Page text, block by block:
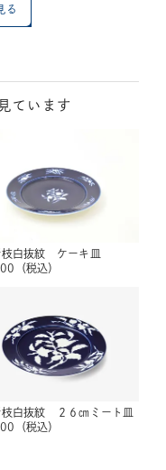
る
ています
枝白抜紋 ケーキ皿
（税込）
枝白抜紋 ２６㎝ミート皿
（税込）